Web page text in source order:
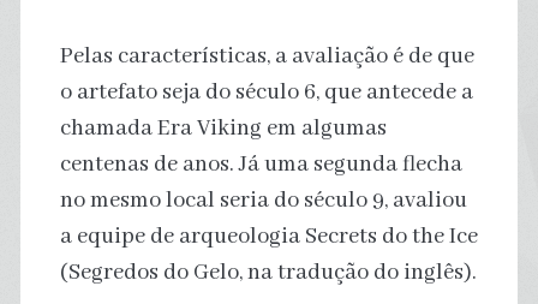
Pelas características, a avaliação é de que
o artefato seja do século 6, que antecede a
chamada Era Viking em algumas
centenas de anos. Já uma segunda flecha
no mesmo local seria do século 9, avaliou
a equipe de arqueologia Secrets do the Ice
(Segredos do Gelo, na tradução do inglês).